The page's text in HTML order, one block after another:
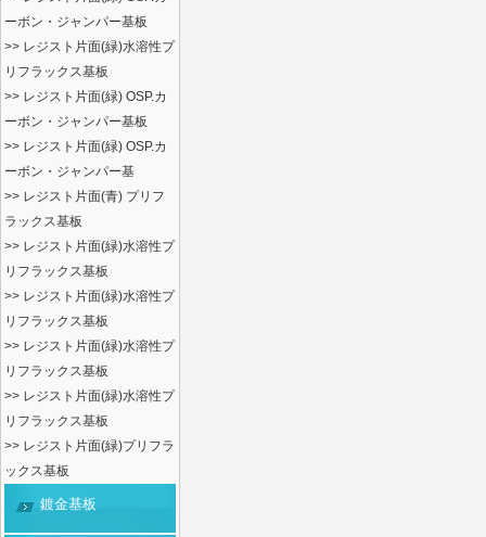
ーボン・ジャンパー基板
>> レジスト片面(緑)水溶性プ
リフラックス基板
>> レジスト片面(緑) OSP.カ
ーボン・ジャンパー基板
>> レジスト片面(緑) OSP.カ
ーボン・ジャンパー基
>> レジスト片面(青) プリフ
ラックス基板
>> レジスト片面(緑)水溶性プ
リフラックス基板
>> レジスト片面(緑)水溶性プ
リフラックス基板
>> レジスト片面(緑)水溶性プ
リフラックス基板
>> レジスト片面(緑)水溶性プ
リフラックス基板
>> レジスト片面(緑)プリフラ
ックス基板
鍍金基板